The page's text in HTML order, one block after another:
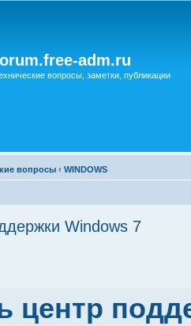
adm.ru
вопросы, заметки, публикации
вопросы ‹ WINDOWS
Windows 7
центр